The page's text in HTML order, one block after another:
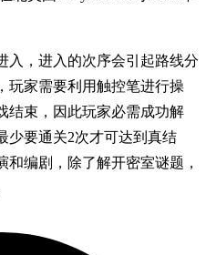
入，进入的次序会引起路线分
玩家需要利用触控笔进行操
结束，因此玩家必需成功解
少要通关2次才可达到真结
编剧，除了解开密室谜题，